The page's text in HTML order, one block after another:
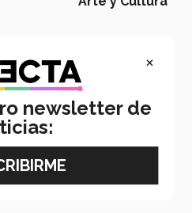
EXATEC en el elenco de El
Preciado
Unidos
×
newsletter de